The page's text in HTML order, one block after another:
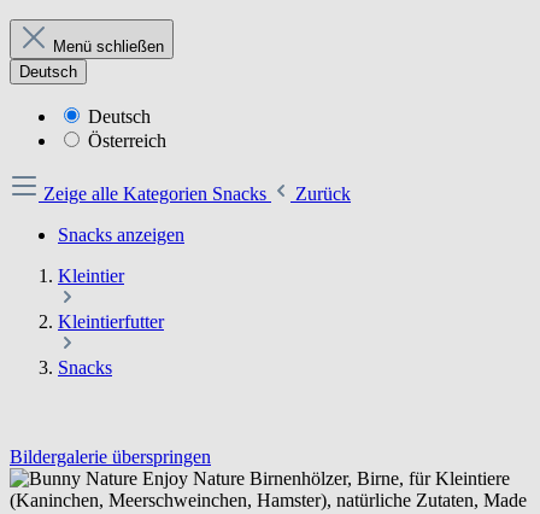
Menü schließen
Deutsch
Deutsch
Österreich
Zeige alle Kategorien Snacks
Zurück
Snacks anzeigen
Kleintier
Kleintierfutter
Snacks
Bildergalerie überspringen